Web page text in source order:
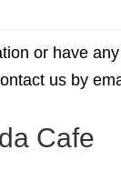
or have
us by
Cafe